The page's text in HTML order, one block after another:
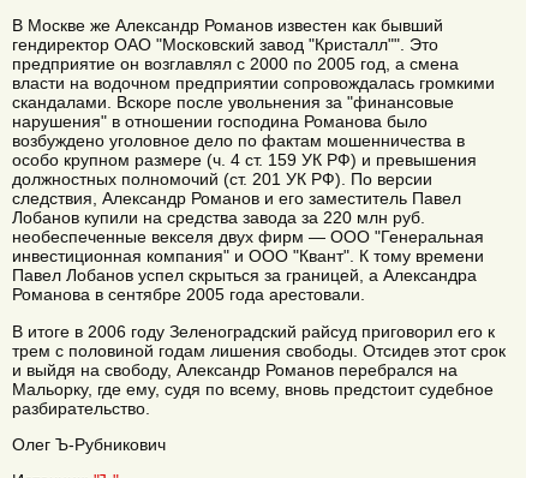
В Москве же Александр Романов известен как бывший
гендиректор ОАО "Московский завод "Кристалл"". Это
предприятие он возглавлял с 2000 по 2005 год, а смена
власти на водочном предприятии сопровождалась громкими
скандалами. Вскоре после увольнения за "финансовые
нарушения" в отношении господина Романова было
возбуждено уголовное дело по фактам мошенничества в
особо крупном размере (ч. 4 ст. 159 УК РФ) и превышения
должностных полномочий (ст. 201 УК РФ). По версии
следствия, Александр Романов и его заместитель Павел
Лобанов купили на средства завода за 220 млн руб.
необеспеченные векселя двух фирм — ООО "Генеральная
инвестиционная компания" и ООО "Квант". К тому времени
Павел Лобанов успел скрыться за границей, а Александра
Романова в сентябре 2005 года арестовали.
В итоге в 2006 году Зеленоградский райсуд приговорил его к
трем с половиной годам лишения свободы. Отсидев этот срок
и выйдя на свободу, Александр Романов перебрался на
Мальорку, где ему, судя по всему, вновь предстоит судебное
разбирательство.
Олег Ъ-Рубникович